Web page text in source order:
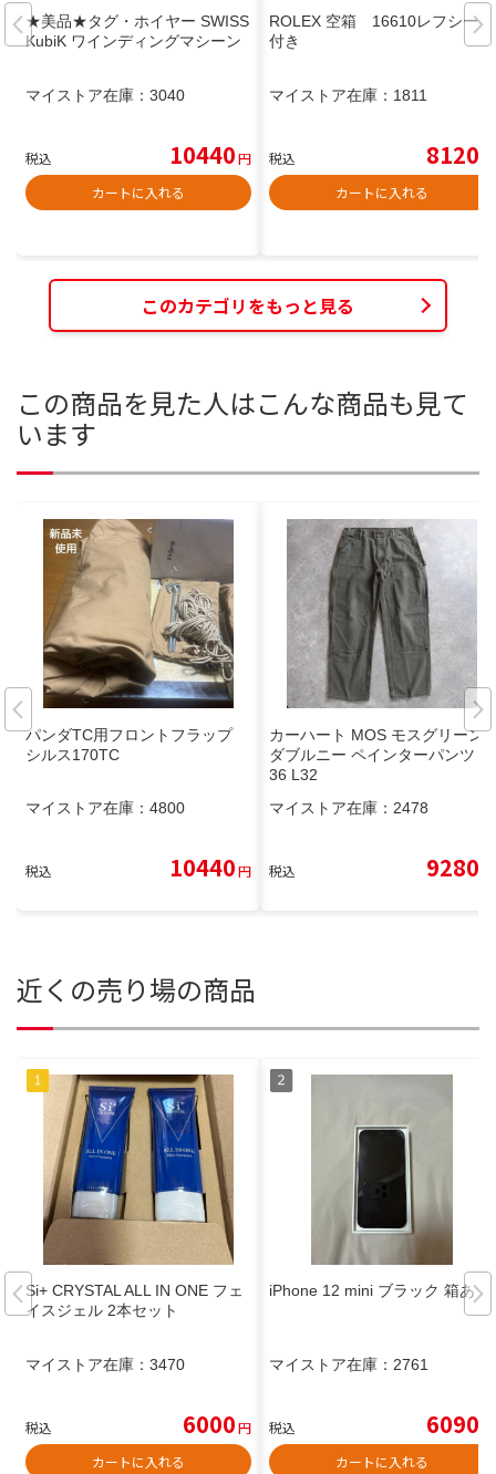
★美品★タグ・ホイヤー SWISS
KubiK ワインディングマシーン
マイストア在庫： 3040
税込 10440円
カートに入れる
ROLEX 空箱 16610レフシール
付き
マイストア在庫： 1811
税込 8120
カートに入れる
このカテゴリをもっと見る
この商品を見た人はこんな商品も見て
います
パンダTC用フロントフラップ
シルス170TC
マイストア在庫： 4800
税込 10440円
カーハート MOS モスグリーン
ダブルニー ペインターパンツ W
36 L32
マイストア在庫： 2478
税込 9280
近くの売り場の商品
Si+ CRYSTAL ALL IN ONE フェ
イスジェル 2本セット
マイストア在庫： 3470
税込 6000円
カートに入れる
iPhone 12 mini ブラック 箱あり
マイストア在庫： 2761
税込 6090
カートに入れる